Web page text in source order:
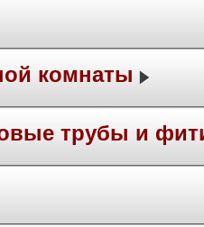
комнаты
трубы и